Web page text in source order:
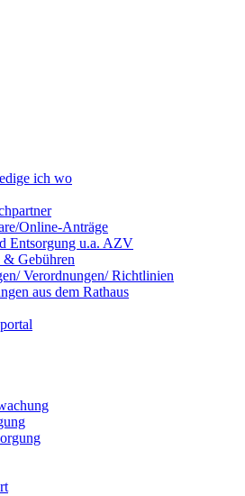
ich wo
Online-Anträge
Entsorgung u.a. AZV
& Gebühren
Verordnungen/ Richtlinien
aus dem Rathaus